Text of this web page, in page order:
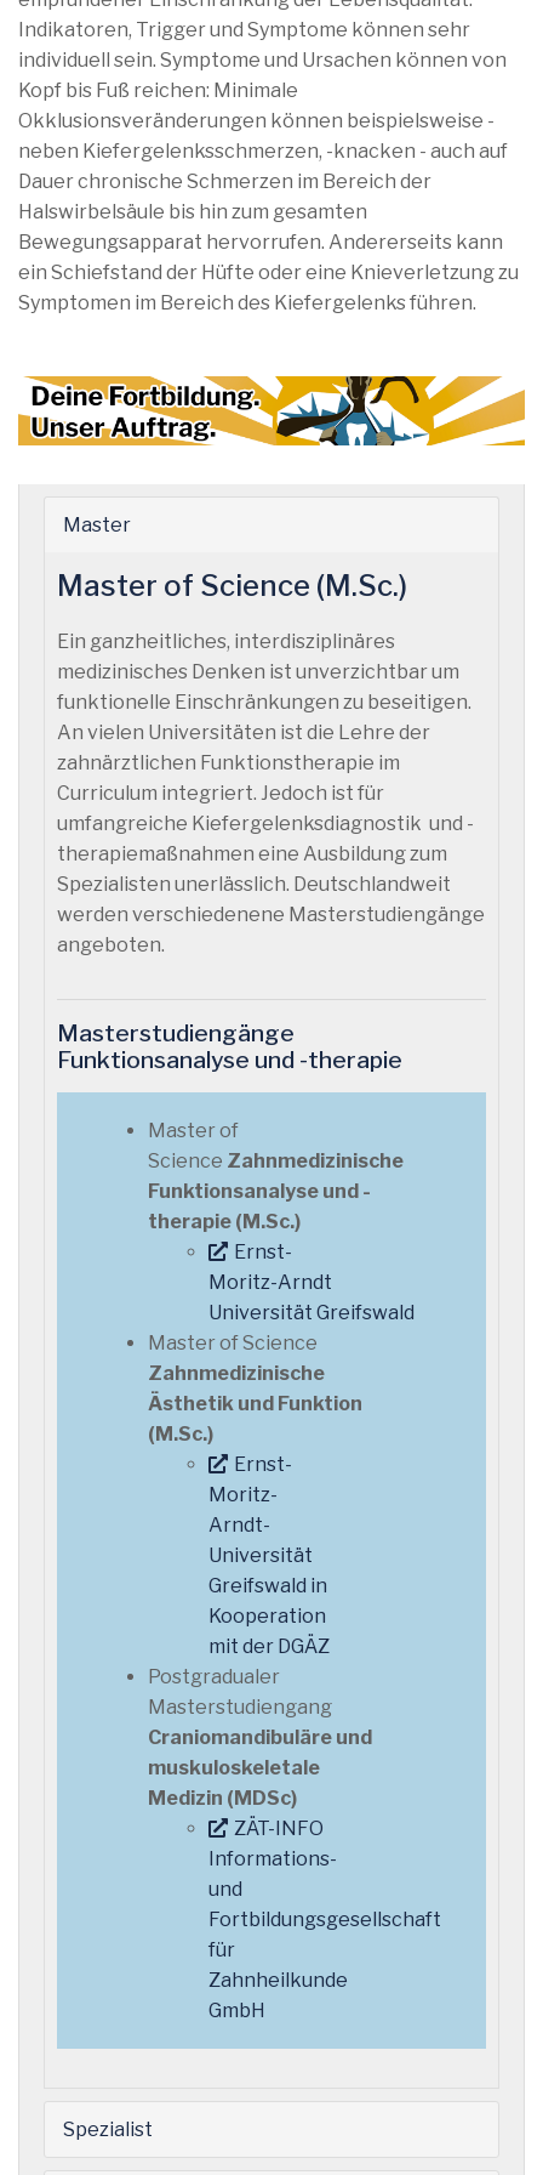
Indikatoren, Trigger und Symptome können sehr
individuell sein. Symptome und Ursachen können von
Kopf bis Fuß reichen: Minimale
Okklusionsveränderungen können beispielsweise -
neben Kiefergelenksschmerzen, -knacken - auch auf
Dauer chronische Schmerzen im Bereich der
Halswirbelsäule bis hin zum gesamten
Bewegungsapparat hervorrufen. Andererseits kann
ein Schiefstand der Hüfte oder eine Knieverletzung zu
Symptomen im Bereich des Kiefergelenks führen.
Master
Master of Science (M.Sc.)
Ein ganzheitliches, interdisziplinäres
medizinisches Denken ist unverzichtbar um
funktionelle Einschränkungen zu beseitigen.
An vielen Universitäten ist die Lehre der
zahnärztlichen Funktionstherapie im
Curriculum integriert. Jedoch ist für
umfangreiche Kiefergelenksdiagnostik und -
therapiemaßnahmen eine Ausbildung zum
Spezialisten unerlässlich. Deutschlandweit
werden verschiedenene Masterstudiengänge
angeboten.
Masterstudiengänge
Funktionsanalyse und -therapie
Master of
Science Zahnmedizinische
Funktionsanalyse und -
therapie (M.Sc.)
Ernst-
Moritz-Arndt
Universität Greifswald
Master of Science
Zahnmedizinische
Ästhetik und Funktion
(M.Sc.)
Ernst-
Moritz-
Arndt-
Universität
Greifswald in
Kooperation
mit der DGÄZ
Postgradualer
Masterstudiengang
Craniomandibuläre und
muskuloskeletale
Medizin (MDSc)
ZÄT-INFO
Informations-
und
Fortbildungsgesellschaft
für
Zahnheilkunde
GmbH
Spezialist